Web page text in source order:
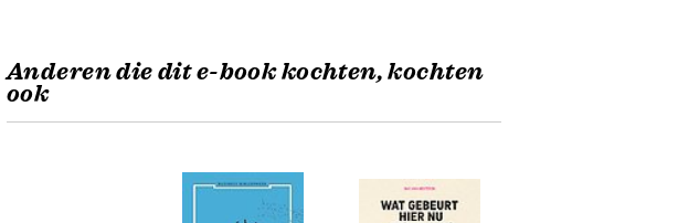
Anderen die dit e-book kochten, kochten
ook